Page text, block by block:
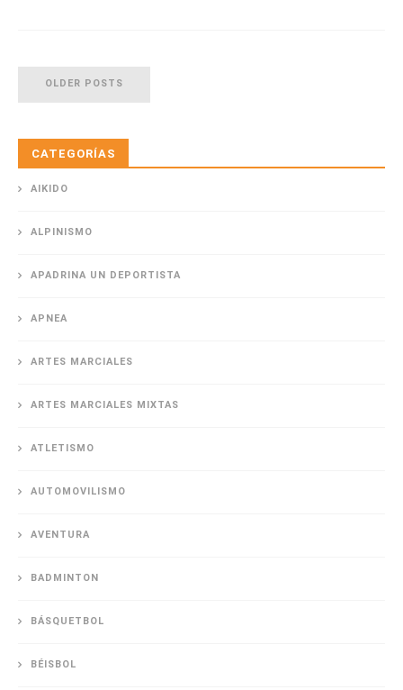
OLDER POSTS
CATEGORÍAS
AIKIDO
ALPINISMO
APADRINA UN DEPORTISTA
APNEA
ARTES MARCIALES
ARTES MARCIALES MIXTAS
ATLETISMO
AUTOMOVILISMO
AVENTURA
BADMINTON
BÁSQUETBOL
BÉISBOL